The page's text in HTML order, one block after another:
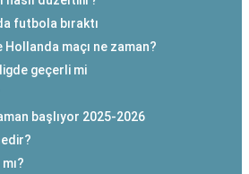
futbola bıraktı
maçı ne zaman?
geçerli mi
başlıyor 2025-2026